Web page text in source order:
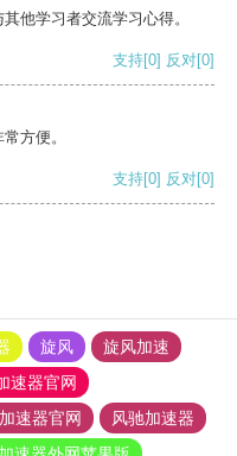
他学习者交流学习心得。
支持[0] 反对[0]
方便。
支持[0] 反对[0]
旋风
旋风加速
速器官网
速器官网
风驰加速器